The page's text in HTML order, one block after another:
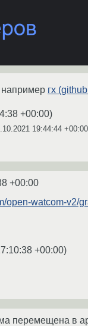
например гх
+00:00)
19:44:44 +00:00
+00:00
open-watcom-v2/
+00:00)
перемещена в